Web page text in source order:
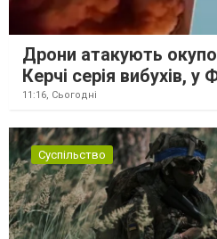
Дрони атакують
Керчі серія вибухів,
11:16, Сьогодні
Суспільство